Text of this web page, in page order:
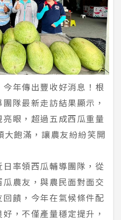
年傳出豐收好消息！根
隊最新走訪結果顯示，
眼，超過五成西瓜重量
大飽滿，讓農友紛紛笑開
率領西瓜輔導團隊，從
農友，與農民面對面交
饋，今年在氣候條件配
，不僅產量穩定提升，